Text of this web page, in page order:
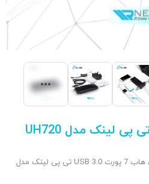
/ هاب 7 پورت USB 3.0 تی پی لینک مدل